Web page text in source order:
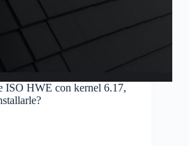
HWE con kernel 6.17,